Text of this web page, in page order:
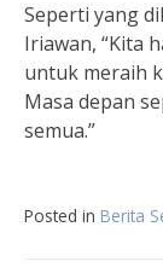
Seperti yang
Iriawan, “Kita
untuk meraih
Masa depan
semua.”
Posted in Berita